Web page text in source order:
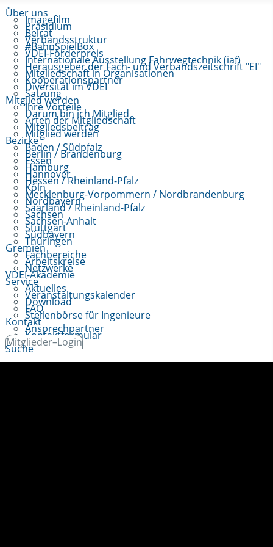
Über uns
Imagefilm
Präsidium
Beirat
Verbandsstruktur
#BahnSpielBox
VDEI-Förderpreis
Internationale Ausstellung Fahrwegtechnik (iaf)
Herausgeber der Fach- und Verbandszeitschrift "EI"
Mitgliedschaft in Organisationen
Kooperationspartner
Diversität im VDEI
Satzung
Mitglied werden
Ihre Vorteile
Darum bin ich Mitglied
Arten der Mitgliedschaft
Mitgliedsbeitrag
Mitglied werden
BezirkeBaden / Südpfalz
Berlin / Brandenburg
Essen
Hamburg
Hannover
Hessen / Rheinland-Pfalz
Köln
Mecklenburg-Vorpommern / Nordbrandenburg
Nordbayern
Saarland / Rheinland-Pfalz
Sachsen
Sachsen-Anhalt
Stuttgart
Südbayern
Thüringen
GremienFachbereiche
Arbeitskreise
Netzwerke
VDEI-Akademie
ServiceAktuelles
Veranstaltungskalender
Download
FAQ
Stellenbörse für Ingenieure
KontaktAnsprechpartner
Kontaktformular
Mitglieder–Login
Suche